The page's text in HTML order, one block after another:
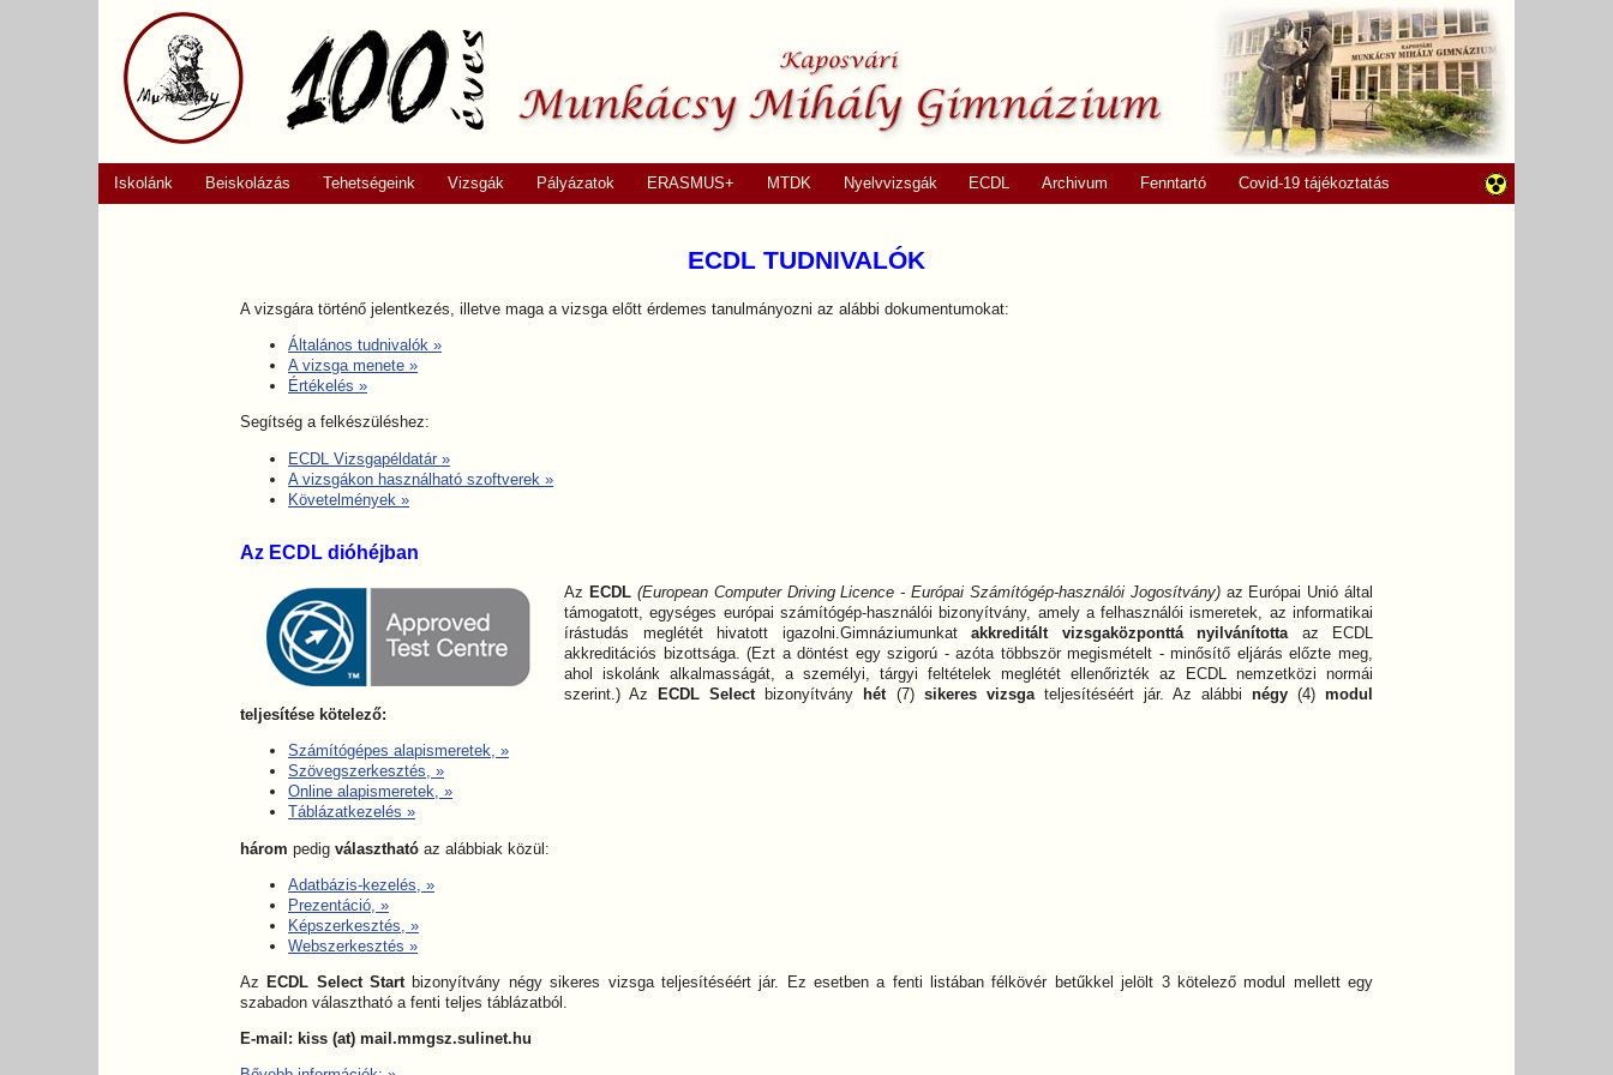
Iskolánk Beiskolázás Tehetségeink Vizsgák Pályázatok ERASMUS+ MTDK Nyelvvizsgák ECDL Archivum Fenntartó Covid-19 tájékoztatás
ECDL TUDNIVALÓK
A vizsgára történő jelentkezés, illetve maga a vizsga előtt érdemes tanulmányozni az alábbi dokumentumokat:
Általános tudnivalók »
A vizsga menete »
Értékelés »
Segítség a felkészüléshez:
ECDL Vizsgapéldatár »
A vizsgákon használható szoftverek »
Követelmények »
Az ECDL dióhéjban
Az ECDL (European Computer Driving Licence - Európai Számítógép-használói Jogosítvány)az Európai Unió által
támogatott, egységes európai számítógép-használói bizonyítvány, amely a felhasználói ismeretek, az informatikai
írástudás meglétét hivatott igazolni.Gimnáziumunkatakkreditált vizsgaközponttá nyilvánítottaaz ECDL
akkreditációs bizottsága. (Ezt a döntést egy szigorú - azóta többször megismételt - minősítő eljárás előzte meg,
ahol iskolánk alkalmasságát, a személyi, tárgyi feltételek meglétét ellenőrizték az ECDL nemzetközi normái
szerint.) Az
ECDL Selectbizonyítvány hét(7) sikeres vizsgateljesítéséért jár. Az alábbi négy(4)modul
teljesítése kötelező:
Számítógépes alapismeretek, »
Szövegszerkesztés, »
Online alapismeretek, »
Táblázatkezelés »
három pedig választható az alábbiak közül:
Adatbázis-kezelés, »
Prezentáció, »
Képszerkesztés, »
Webszerkesztés »
Az ECDL Select Start bizonyítvány négy sikeres vizsga teljesítéséért jár. Ez esetben a fenti listában félkövér betűkkel jelölt 3 kötelező modul mellett egy
szabadon választható a fenti teljes táblázatból.
E-mail: kiss (at) mail.mmgsz.sulinet.hu